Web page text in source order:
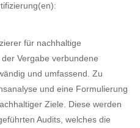
für nachhaltige
Vergabe verbundene
und umfassend. Zu
und eine Formulierung
Ziele. Diese werden
Audits, welches die